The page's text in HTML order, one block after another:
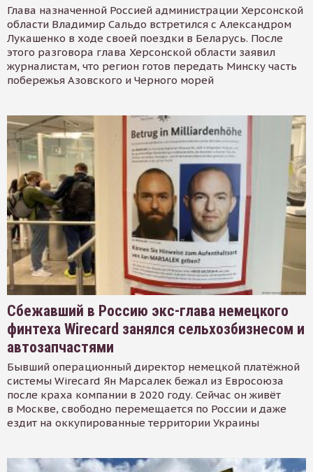
Глава назначенной Россией администрации Херсонской
области Владимир Сальдо встретился с Александром
Лукашенко в ходе своей поездки в Беларусь. После
этого разговора глава Херсонской области заявил
журналистам, что регион готов передать Минску часть
побережья Азовского и Черного морей
Сбежавший в Россию экс-глава немецкого
финтеха Wirecard занялся сельхозбизнесом и
автозапчастями
Бывший операционный директор немецкой платёжной
системы Wirecard Ян Марсалек бежал из Евросоюза
после краха компании в 2020 году. Сейчас он живёт
в Москве, свободно перемещается по России и даже
ездит на оккупированные территории Украины